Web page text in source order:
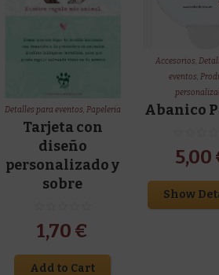
Detalles para eventos, Papeleria
Tarjeta con
diseño
personalizado y
sobre
1,70 €
Add to Cart
Accesorios,
eventos,
Abanico
5,00
Show